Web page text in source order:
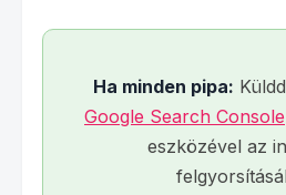
Ha minden pipa:
Google Search Console
eszközével az